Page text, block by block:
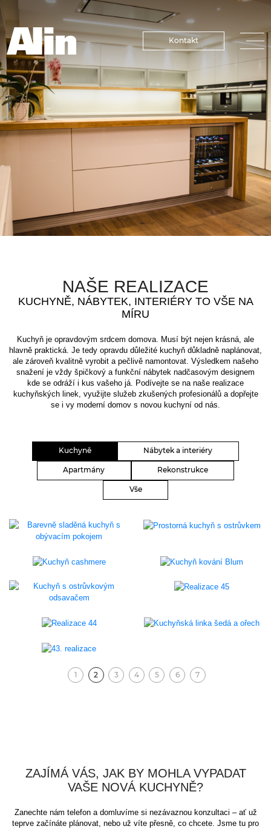
Kontakt
NAŠE REALIZACE
KUCHYNĚ, NÁBYTEK, INTERIÉRY TO VŠE NA
MÍRU
Kuchyň je opravdovým srdcem domova. Musí být nejen krásná, ale
hlavně praktická. Je tedy opravdu důležité kuchyň důkladně naplánovat,
ale zároveň kvalitně vyrobit a pečlivě namontovat. Výsledkem našeho
snažení je vždy špičkový a funkční nábytek nadčasovým designem
kde se odráží i kus vašeho já. Podívejte se na naše realizace
kuchyňských linek, využijte služeb zkušených profesionálů a dopřejte
se i vy moderní domov s novou kuchyní od nás.
Kuchyně Nábytek a interiéry
Apartmány Rekonstrukce
Vše
2(aktuální)
3 4 5 6 7
ZAJÍMÁ VÁS, JAK BY MOHLA VYPADAT
VAŠE NOVÁ KUCHYNĚ?
Zanechte nám telefon a domluvíme si nezávaznou konzultaci – ať už
teprve začínáte plánovat, nebo už víte přesně, co chcete. Jsme tu pro